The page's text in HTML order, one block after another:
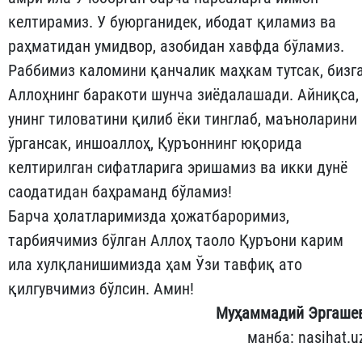
келтирамиз. У буюрганидек, ибодат қиламиз ва
раҳматидан умидвор, азобидан хавфда бўламиз.
Раббимиз каломини қанчалик маҳкам тутсак,
Аллоҳнинг баракоти шунча зиёдалашади. Айниқса,
унинг тиловатини қилиб ёки тинглаб, маъноларини
ўргансак, иншоаллоҳ, Қуръоннинг юқорида
келтирилган сифатларига эришамиз ва икки дунё
саодатидан баҳраманд бўламиз!
Барча ҳолатларимизда ҳожатбароримиз,
тарбиячимиз бўлган Аллоҳ таоло Қуръони карим
ила хулқланишимизда ҳам Ўзи тавфиқ ато
қилгувчимиз бўлсин. Амин!
Муҳаммадий
манба: